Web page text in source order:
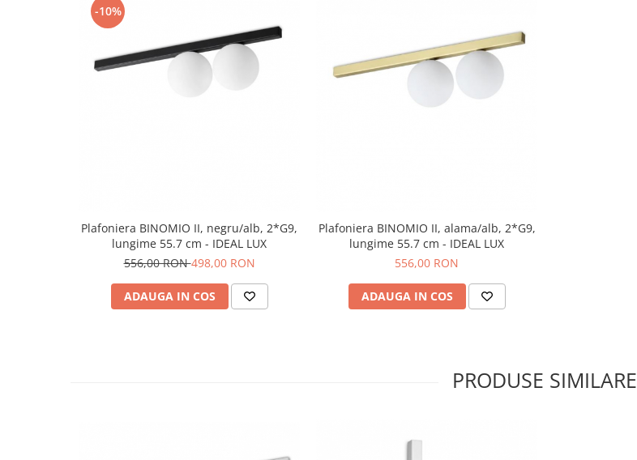
clasice reinterpretate.
-10%
Plafoniera BINOMIO II, negru/alb, 2*G9,
lungime 55.7 cm - IDEAL LUX
556,00 RON498,00 RON
ADAUGA IN COS
Plafoniera BINOMIO II, alama/alb, 2*G9,
lungime 55.7 cm - IDEAL LUX
556,00 RON
ADAUGA IN COS
PRODUSE SIMILARE